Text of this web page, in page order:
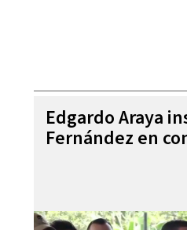
Edgardo Araya
Fernández en